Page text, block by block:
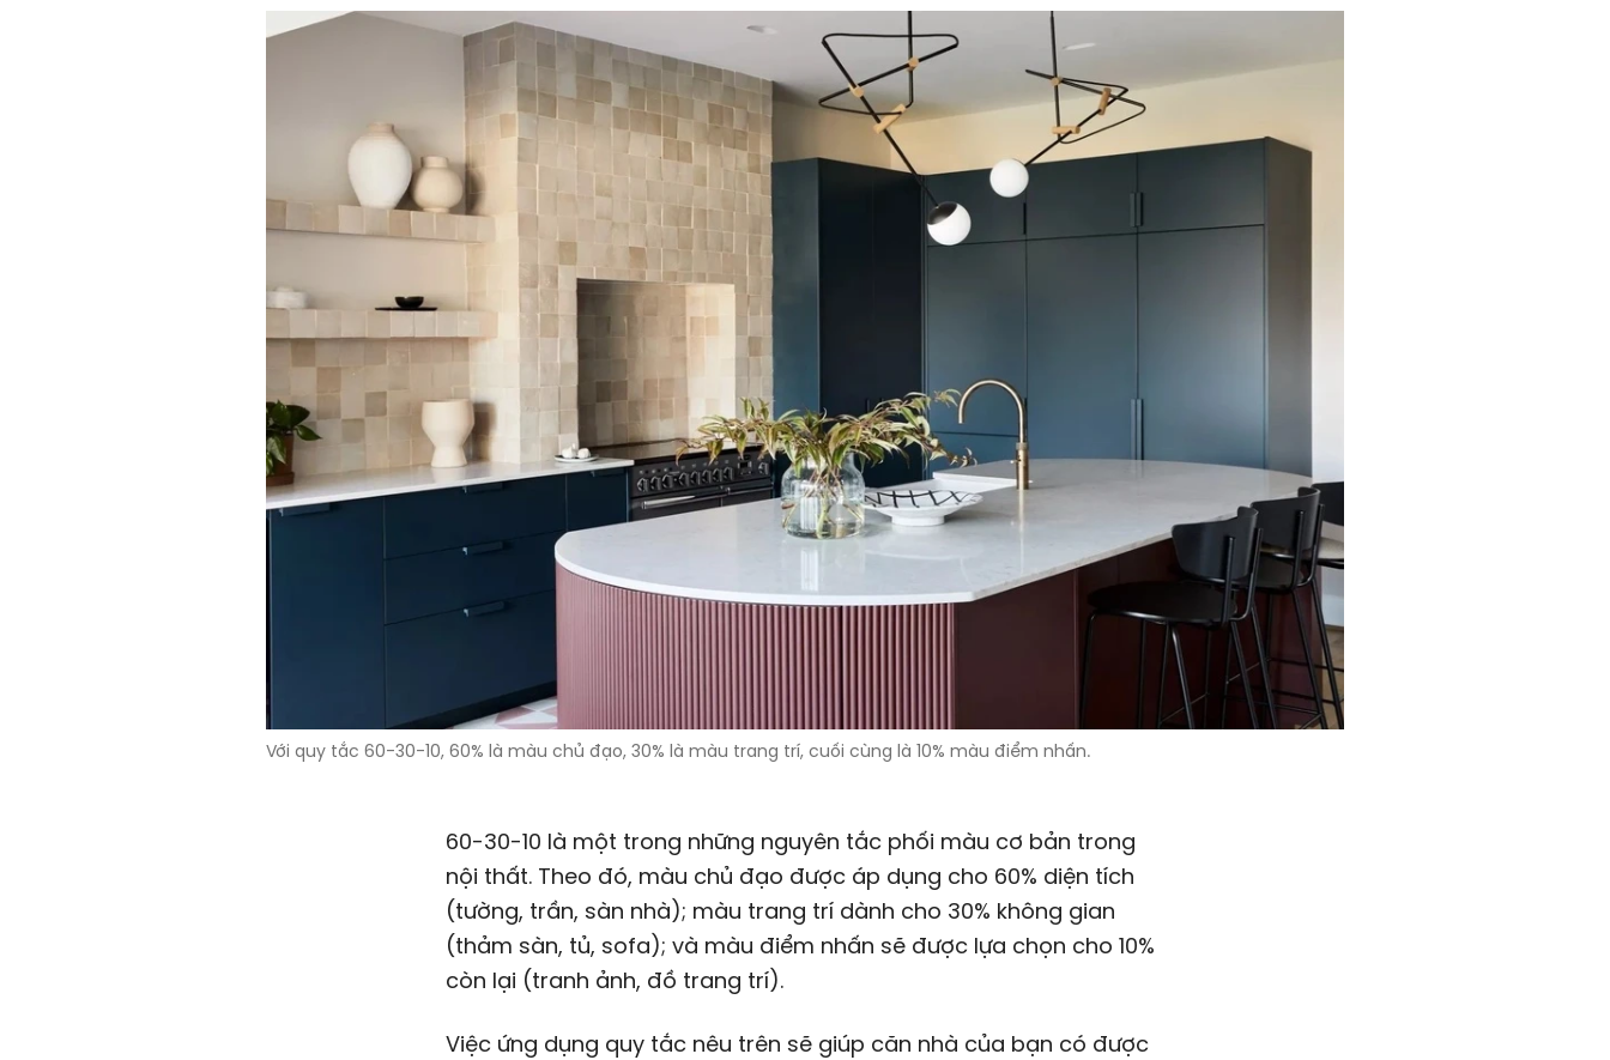
Với quy tắc 60-30-10, 60% là màu chủ đạo, 30% là màu trang trí, cuối cùng là 10% màu điểm nhấn.
60-30-10 là một trong những nguyên tắc phối màu cơ bản trong
nội thất. Theo đó, màu chủ đạo được áp dụng cho 60% diện tích
(tường, trần, sàn nhà); màu trang trí dành cho 30% không gian
(thảm sàn, tủ, sofa); và màu điểm nhấn sẽ được lựa chọn cho 10%
còn lại (tranh ảnh, đồ trang trí).
Việc ứng dụng quy tắc nêu trên sẽ giúp căn nhà của bạn có được